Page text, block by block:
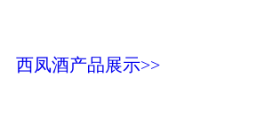
西凤酒产品展示>>